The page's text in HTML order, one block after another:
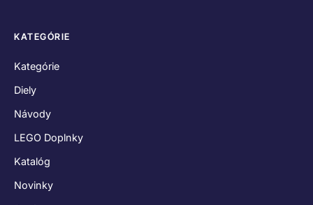
KATEGÓRIE
Kategórie
Diely
Návody
LEGO Doplnky
Katalóg
Novinky